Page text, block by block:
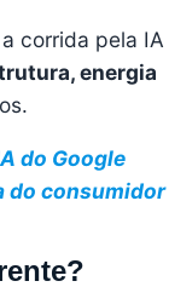
corrida pela IA
energia
do Google
do consumidor